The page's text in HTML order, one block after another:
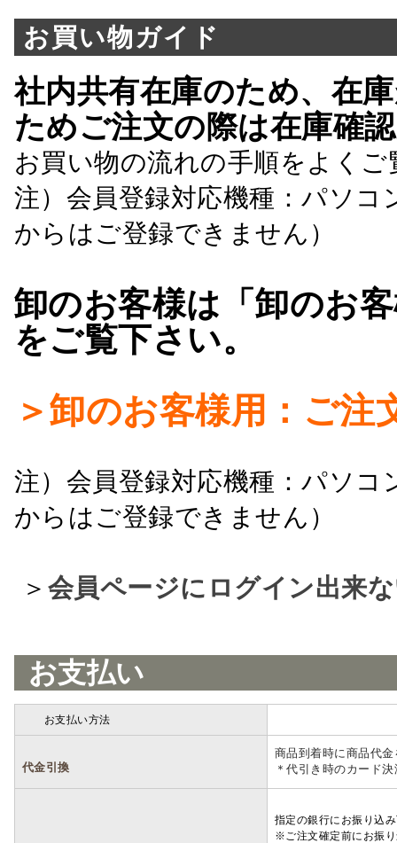
お買い物ガイド
社内共有在庫のため、在
ためご注文の際は在庫確
お買い物の流れの手順をよくご
注）会員登録対応機種：パソ
からはご登録できません）
卸のお客様は「卸のお
をご覧下さい。
＞卸のお客様用：ご注
注）会員登録対応機種：パソ
からはご登録できません）
＞ 会員ページにログイン出来
お支払い
お支払い方法
代金引換
商品到着時に商品代
＊代引き時のカード
指定の銀行にお振り込
※ご注文確定前にお振